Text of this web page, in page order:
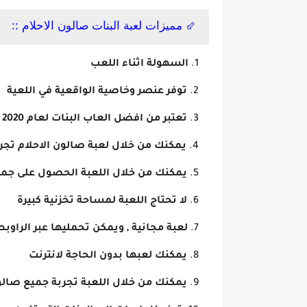
⬃ مميزات لعبة البنات صالون الاحلام ::
السهولة اثناء اللعب
توفر عنصر وخاصية الواقعية في اللعية
تعتبر من افضل العاب البنات لعام 2020
يمكنك من خلال لعبة صالون الاحلام
يمكنك من خلال اللعبة الحصول على
لا تحتاج اللعبة لمساحة تخزنية كبيرة
لعبة مجانية , ويمكن تحمليها عبر
يمكنك لعبها بدون الحاجة لانترنت
يمكنك من خلال اللعبة تجربة جميع